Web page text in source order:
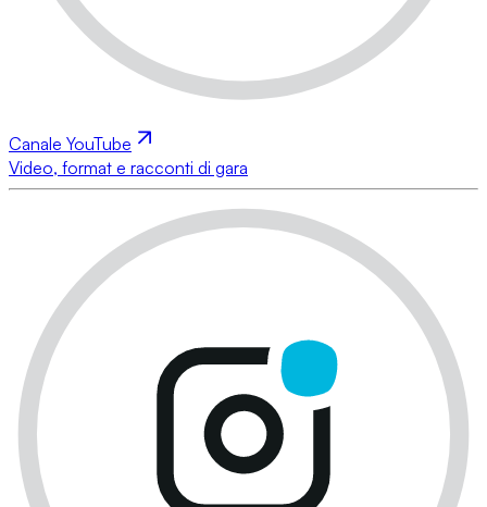
Canale YouTube
Video, format e racconti di gara